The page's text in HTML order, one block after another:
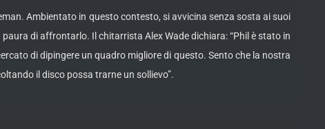
Ambientato in questo contesto, si avvicina senza sosta ai suoi
di affrontarlo. Il chitarrista Alex Wade dichiara: “Phil è stato in
di dipingere un quadro migliore di questo. Sento che la nostra
il disco possa trarne un sollievo”.